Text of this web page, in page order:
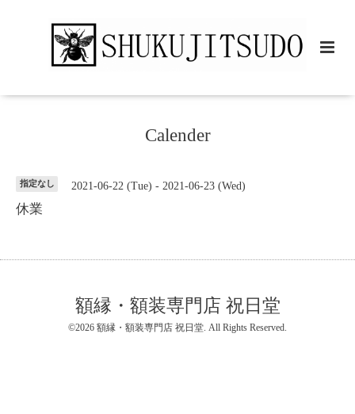
Calender
指定なし 2021-06-22 (Tue) - 2021-06-23 (Wed)
休業
額縁・額装専門店 祝日堂
©2026 額縁・額装専門店 祝日堂 . All Rights Reserved.